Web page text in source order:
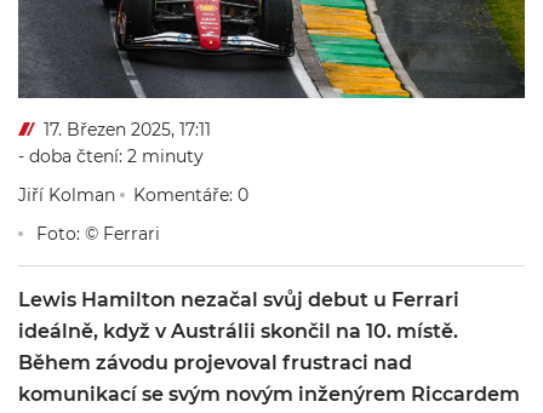
17. Březen 2025, 17:11
- doba čtení: 2 minuty
Jiří Kolman
Komentáře: 0
Foto: © Ferrari
Lewis Hamilton nezačal svůj debut u Ferrari
ideálně, když v Austrálii skončil na 10. místě.
Během závodu projevoval frustraci nad
komunikací se svým novým inženýrem Riccardem